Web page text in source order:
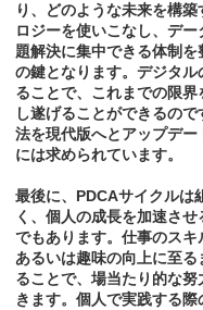
り、どのような未来を構
ロジーを使いこなし、デ
題解決に集中できる体制
の鍵となります。デジタ
ることで、これまでの限
し遂げることができるの
法を現代版へとアップデ
には求められています。
最後に、PDCAサイクルは
く、個人の成長を加速さ
でもあります。仕事のスキ
あるいは趣味の向上に至
ることで、場当たり的な
きます。個人で実践する